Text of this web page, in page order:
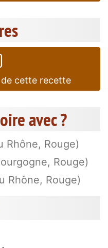
cette recette
avec ?
Rhône, Rouge)
Rouge)
Rhône, Rouge)